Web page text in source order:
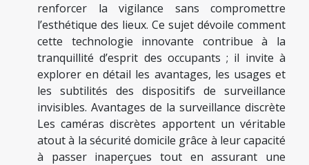
renforcer la vigilance sans compromettre
l’esthétique des lieux. Ce sujet dévoile comment
cette technologie innovante contribue à la
tranquillité d’esprit des occupants ; il invite à
explorer en détail les avantages, les usages et
les subtilités des dispositifs de surveillance
invisibles. Avantages de la surveillance discrète
Les caméras discrètes apportent un véritable
atout à la sécurité domicile grâce à leur capacité
à passer inaperçues tout en assurant une